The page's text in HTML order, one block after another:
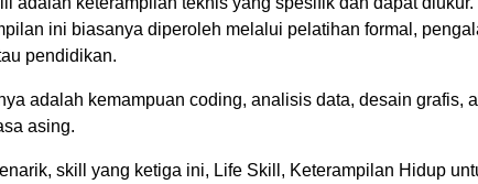
ini biasanya diperoleh melalui pelatihan formal,
pendidikan.
adalah kemampuan coding, analisis data, desain grafis,
asing.
skill yang ketiga ini, Life Skill, Keterampilan Hidup